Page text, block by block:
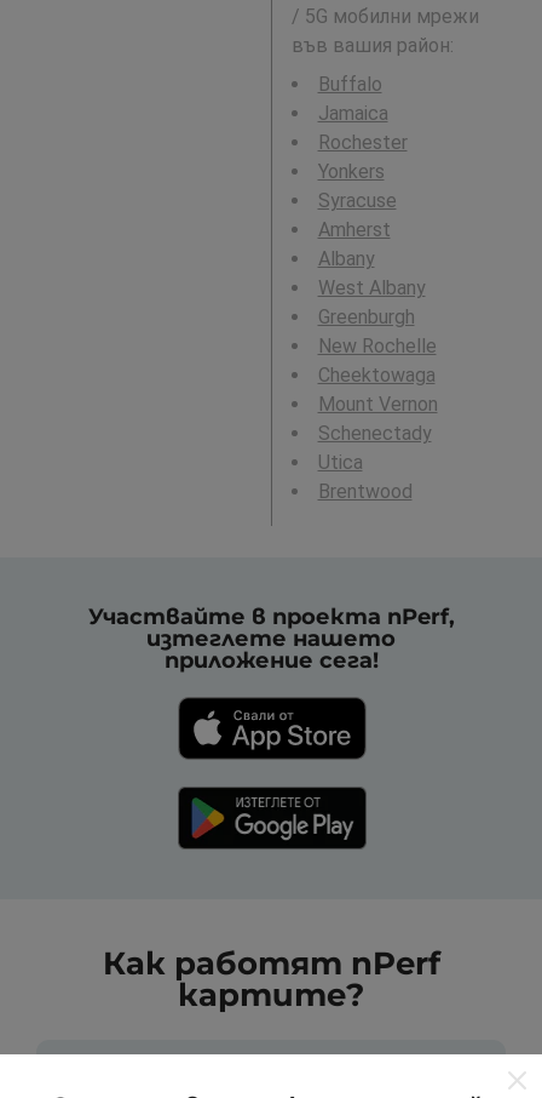
/ 5G мобилни мрежи
във вашия район:
Buffalo
Jamaica
Rochester
Yonkers
Syracuse
Amherst
Albany
West Albany
Greenburgh
New Rochelle
Cheektowaga
Mount Vernon
Schenectady
Utica
Brentwood
Участвайте в проекта nPerf,
изтеглете нашето
приложение сега!
Как работят nPerf
картите?